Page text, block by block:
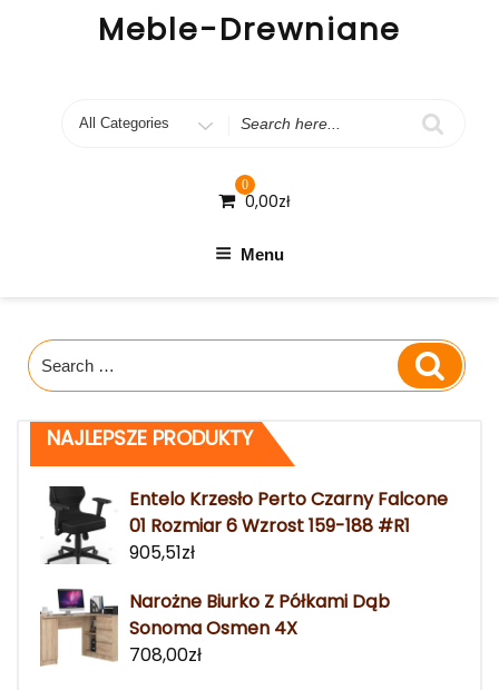
Meble-Drewniane
Search
0
0,00zł
Menu
Search
for:
Search
NAJLEPSZE PRODUKTY
Entelo Krzesło Perto Czarny Falcone
01 Rozmiar 6 Wzrost 159-188 #R1
905,51zł
Narożne Biurko Z Półkami Dąb
Sonoma Osmen 4X
708,00zł